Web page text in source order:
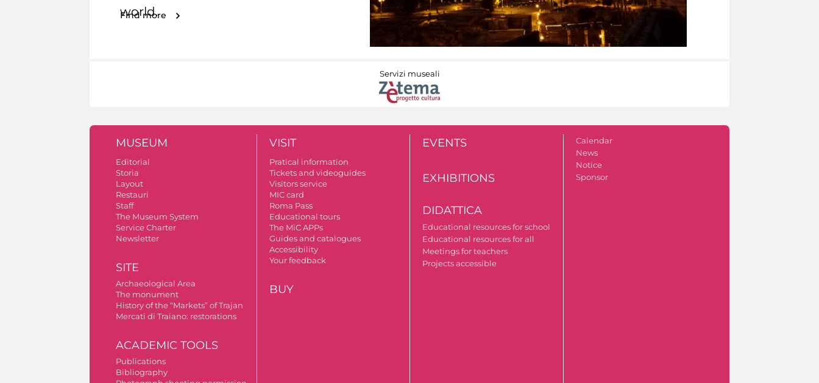
world.
Find more
Servizi museali
MUSEUM
Editorial
Storia
Layout
Restauri
Staff
The Museum System
Service Charter
Newsletter
SITE
Archaeological Area
The monument
History of the “Markets” of Trajan
Mercati di Traiano: restorations
ACADEMIC TOOLS
Publications
Bibliography
VISIT
Pratical information
Tickets and videoguides
Visitors service
MIC card
Roma Pass
Educational tours
The MiC APPs
Guides and catalogues
Accessibility
Your feedback
BUY
EVENTS
EXHIBITIONS
DIDATTICA
Educational resources for school
Educational resources for all
Meetings for teachers
Projects accessible
Calendar
News
Notice
Sponsor